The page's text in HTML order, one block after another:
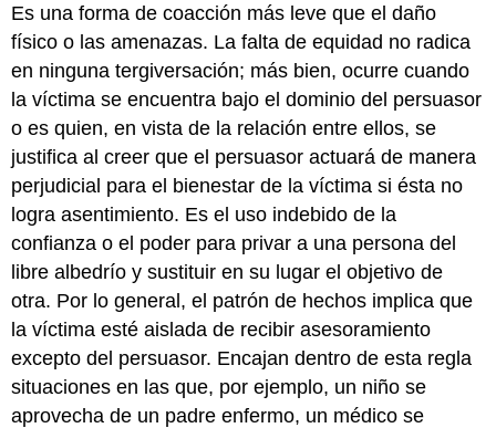
Es una forma de coacción más leve que el daño
físico o las amenazas. La falta de equidad no radica
en ninguna tergiversación; más bien, ocurre cuando
la víctima se encuentra bajo el dominio del persuasor
o es quien, en vista de la relación entre ellos, se
justifica al creer que el persuasor actuará de manera
perjudicial para el bienestar de la víctima si ésta no
logra asentimiento. Es el uso indebido de la
confianza o el poder para privar a una persona del
libre albedrío y sustituir en su lugar el objetivo de
otra. Por lo general, el patrón de hechos implica que
la víctima esté aislada de recibir asesoramiento
excepto del persuasor. Encajan dentro de esta regla
situaciones en las que, por ejemplo, un niño se
aprovecha de un padre enfermo, un médico se